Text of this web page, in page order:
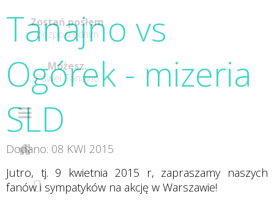
Tanajno vs
Ogórek - mizeria
SLD
Dodano: 08 KWI 2015
Jutro, tj. 9 kwietnia 2015 r, zapraszamy naszych
fanów i sympatyków na akcję w Warszawie!
Zostań posłem
bezpośrednim
Możesz.
Paweł Tanajno